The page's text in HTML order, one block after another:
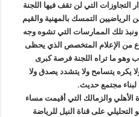
التجاوزات التي لن تقف فيها اللجنة
الرياضيين التمسك بالمهنية والقيم
ونبذ تلك الممارسات التي تشوه وجه
من الإعلام المتخصص الذي يحظى
وهو ما تراه اللجنة فرصة كبرى
يكره يتسامح ولا يتشدد يصدق ولا
مجتمع حديث.
والزمالك التي أقيمت مساء
التحليلي على قناة النيل للرياضة